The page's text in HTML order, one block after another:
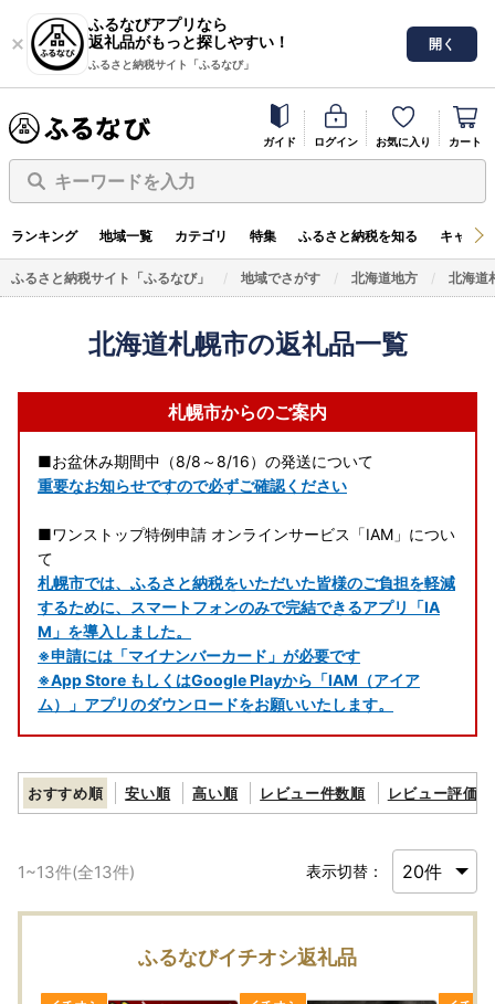
ふるなびアプリなら
返礼品がもっと探しやすい！
ふるさと納税サイト「ふるなび」
開く
ガイド ログイン お気に入り カート
キーワードを入力
ランキング 地域一覧 カテゴリ 特集 ふるさと納税を知る キャン
ふるさと納税サイト「ふるなび」 地域でさがす 北海道地方 北海道
北海道札幌市の返礼品一覧
札幌市からのご案内
■お盆休み期間中（8/8～8/16）の発送について
重要なお知らせですので必ずご確認ください
■ワンストップ特例申請 オンラインサービス「IAM」につい
て
札幌市では、ふるさと納税をいただいた皆様のご負担を軽減
するために、スマートフォンのみで完結できるアプリ「IA
M」を導入しました。
※申請には「マイナンバーカード」が必要です
※App Store もしくはGoogle Playから「IAM（アイア
ム）」アプリのダウンロードをお願いいたします。
おすすめ順 安い順 高い順 レビュー件数順 レビュー評価順
1~13件(全13件) 表示切替：
ふるなびイチオシ返礼品